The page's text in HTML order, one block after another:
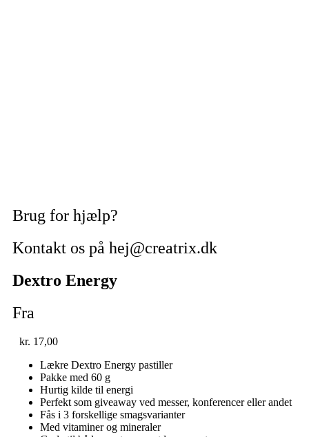
Brug for hjælp?
Kontakt os på hej@creatrix.dk
Dextro Energy
Fra
kr. 17,00
Lækre Dextro Energy pastiller
Pakke med 60 g
Hurtig kilde til energi
Perfekt som giveaway ved messer, konferencer eller andet
Fås i 3 forskellige smagsvarianter
Med vitaminer og mineraler